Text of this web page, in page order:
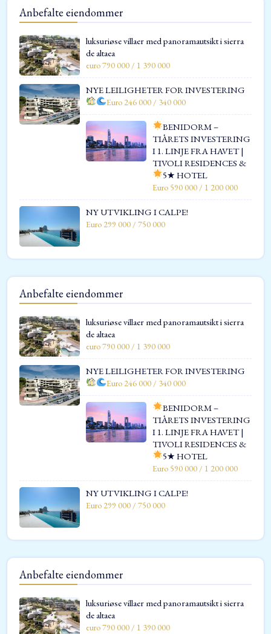
Anbefalte eiendommer
luksuriøse villaer med panoramautsikt i sierra
de altaea
euro 790 000 / 1 390 000
NYE LEILIGHETER FOR INVESTERING
Euro 246 000 / 340 000
BENIDORM –
TIÅRETS INVESTERING
I 1. LINJE FRA HAVET |
TIVOLI RESIDENCES &
5★ HOTEL
Euro 590 000 / 1 200 000
NY UTVIKLING I CALPE!
Euro 299 000 / 750 000
Anbefalte eiendommer
luksuriøse villaer med panoramautsikt i sierra
de altaea
euro 790 000 / 1 390 000
NYE LEILIGHETER FOR INVESTERING
Euro 246 000 / 340 000
BENIDORM –
TIÅRETS INVESTERING
I 1. LINJE FRA HAVET |
TIVOLI RESIDENCES &
5★ HOTEL
Euro 590 000 / 1 200 000
NY UTVIKLING I CALPE!
Euro 299 000 / 750 000
Anbefalte eiendommer
luksuriøse villaer med panoramautsikt i sierra
de altaea
euro 790 000 / 1 390 000